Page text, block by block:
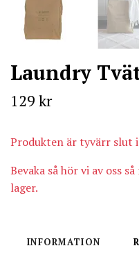
Laundry
129 kr
Produkten är tyvärr slut
Bevaka så hör vi av oss
lager.
INFORMATION